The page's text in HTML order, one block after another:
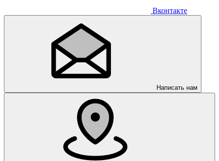
Вконтакте
Написать нам